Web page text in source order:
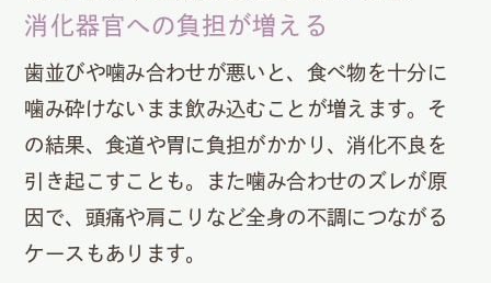
消化器官への負担が増える
歯並びや噛み合わせが悪いと、食べ物を十分に
噛み砕けないまま飲み込むことが増えます。そ
の結果、食道や胃に負担がかかり、消化不良を
引き起こすことも。また噛み合わせのズレが原
因で、頭痛や肩こりなど全身の不調につながる
ケースもあります。